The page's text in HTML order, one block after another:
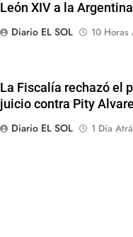
León XIV a la Argentina
Diario EL SOL
10 Horas
La Fiscalía rechazó el
juicio contra Pity
Diario EL SOL
1 Día